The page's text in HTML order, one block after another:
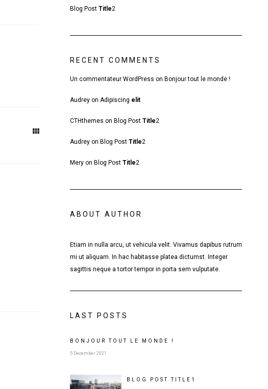
Blog Post Title2
RECENT COMMENTS
Un commentateur WordPress on Bonjour tout le monde !
Audreyon Adipiscing elit
CTHthemes on Blog Post Title2
Audreyon Blog Post Title2
Meryon Blog Post Title2
ABOUT AUTHOR
Etiam in nulla arcu, ut vehicula velit. Vivamus dapibus rutrum
mi ut aliquam. In hac habitasse platea dictumst. Integer
sagittis neque a tortor tempor in porta sem vulputate.
LAST POSTS
BONJOUR TOUT LE MONDE !
5 December 2021
BLOG POSTTITLE 1